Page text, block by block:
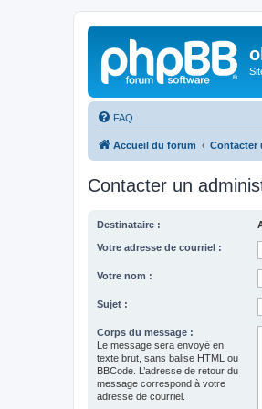
FAQ
Accueil du forum Contacter
Contacter un
Destinataire :
Votre adresse de courriel :
Votre nom :
Sujet :
Corps du message :
Le message sera envoyé en
texte brut, sans balise HTML ou
BBCode. L’adresse de retour du
message correspond à votre
adresse de courriel.